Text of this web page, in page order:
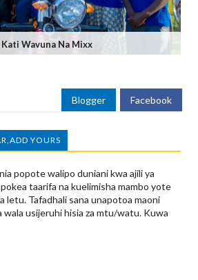
Wavuna Na Mixx
Blogger Facebook
YOURS
popote walipo duniani kwa ajili ya
taarifa na kuelimisha mambo yote
letu. Tafadhali sana unapotoa maoni
wala usijeruhi hisia za mtu/watu. Kuwa